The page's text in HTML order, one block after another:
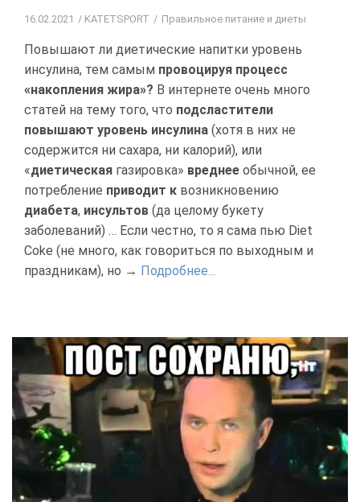
16.02.2021 KATETSPORT Правильное питание и диеты
Повышают ли диетические напитки уровень
инсулина, тем самым провоцируя процесс
«накопления жира»? В интернете очень много
статей на тему того, что подсластители
повышают уровень инсулина (хотя в них не
содержится ни сахара, ни калорий), или
«диетическая газировка» вреднее обычной, ее
потребление приводит к возникновению
диабета, инсультов (да целому букету
заболеваний) … Если честно, то я сама пью Diet
Coke (не много, как говориться по выходным и
праздникам), но → Подробнее...